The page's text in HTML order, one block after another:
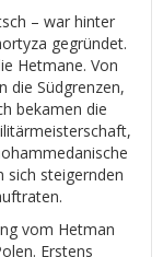
– war hinter
gegründet.
Hetmane. Von
die Südgrenzen,
bekamen die
sich steigernden
vom Hetman
Erstens